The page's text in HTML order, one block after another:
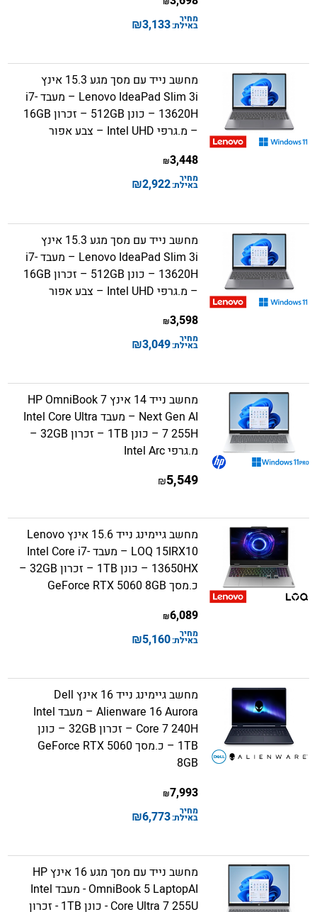
מחיר
באילת:3,133
₪
מחשב נייד עם מסך מגע 15.3 אינץ
Lenovo IdeaPad Slim 3i – מעבד i7-
13620H – כונן 512GB – זכרון 16GB
– מ.גרפי Intel UHD – צבע אפור
3,448
₪
מחיר
באילת:2,922
₪
מחשב נייד עם מסך מגע 15.3 אינץ
Lenovo IdeaPad Slim 3i – מעבד i7-
13620H – כונן 512GB – זכרון 16GB
– מ.גרפי Intel UHD – צבע אפור
3,598
₪
מחיר
באילת:3,049
₪
מחשב נייד 14 אינץ HP OmniBook 7
Next Gen AI – מעבד Intel Core Ultra
7 255H – כונן 1TB – זכרון 32GB –
מ.גרפי Intel Arc
5,549
₪
מחשב גיימינג נייד 15.6 אינץ Lenovo
LOQ 15IRX10 – מעבד Intel Core i7-
13650HX – כונן 1TB – זכרון 32GB –
כ.מסך GeForce RTX 5060 8GB
6,089
₪
מחיר
באילת:5,160
₪
מחשב גיימינג נייד 16 אינץ Dell
Alienware 16 Aurora – מעבד Intel
Core 7 240H – זכרון 32GB – כונן
1TB – כ.מסך GeForce RTX 5060
8GB
7,993
₪
מחיר
באילת:6,773
₪
מחשב נייד עם מסך מגע 16 אינץ HP
OmniBook 5 LaptopAI - מעבד Intel
Core Ultra 7 255U - כונן 1TB - זכרון